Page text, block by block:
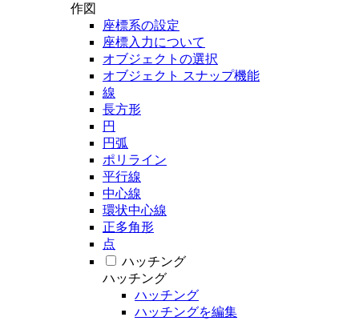
作図
座標系の設定
座標入力について
オブジェクトの選択
オブジェクト スナップ機能
線
長方形
円
円弧
ポリライン
平行線
中心線
環状中心線
正多角形
点
ハッチング
ハッチング
ハッチング
ハッチングを編集